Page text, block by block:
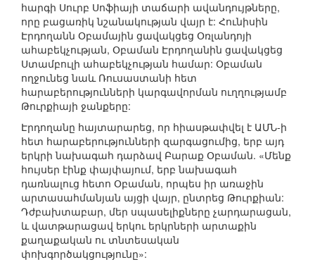
հարգի Սուրբ Սոֆիայի տաճարի ավանդույթները,
որը բացառիկ նշանակության վայր է: Հունիսին
Էրդողանն Օբամային ցավակցեց Օռլանդոյի
ահաբեկչության, Օբաման Էրդողանին ցավակցեց
Ստամբուլի ահաբեկչության համար: Օբաման
ողջունեց նաև Ռուսաստանի հետ
հարաբերությունների կարգավորման ուղղությամբ
Թուրքիայի ջանքերը:
Էրդողանը հայտարարեց, որ հիասթափվել է ԱՄՆ-ի
հետ հարաբերությունների զարգացումից, երբ այդ
երկրի նախագահ դարձավ Բարաք Օբաման. «Մենք
հույսեր էինք փայփայում, երբ նախագահ
դառնալուց հետո Օբաման, որպես իր առաջին
արտասահմանյան այցի վայր, ընտրեց Թուրքիան:
Դժբախտաբար, մեր սպասելիքները չարդարացան,
և վատթարացավ երկու երկրների արտաքին
քաղաքական ու տնտեսական
փոխգործակցությունը»: